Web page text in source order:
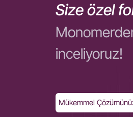
Size özel
inceliyoruz!
Mükemmel